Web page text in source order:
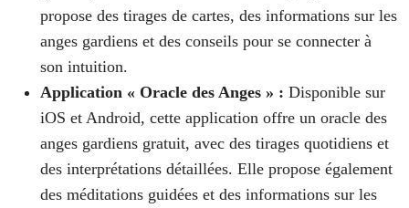
propose des tirages de cartes, des informations sur les
anges gardiens et des conseils pour se connecter à
son intuition.
Application « Oracle des Anges » : Disponible sur
iOS et Android, cette application offre un oracle des
anges gardiens gratuit, avec des tirages quotidiens et
des interprétations détaillées. Elle propose également
des méditations guidées et des informations sur les